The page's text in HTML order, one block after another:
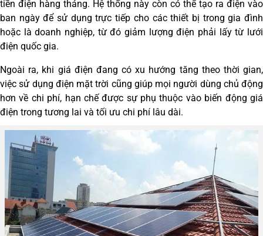
tiền điện hàng tháng. Hệ thống này còn có thể tạo ra điện vào
ban ngày để sử dụng trực tiếp cho các thiết bị trong gia đình
hoặc là doanh nghiệp, từ đó giảm lượng điện phải lấy từ lưới
điện quốc gia.
Ngoài ra, khi giá điện đang có xu hướng tăng theo thời gian,
việc sử dụng điện mặt trời cũng giúp mọi người dùng chủ động
hơn về chi phí, hạn chế được sự phụ thuộc vào biến động giá
điện trong tương lai và tối ưu chi phí lâu dài.